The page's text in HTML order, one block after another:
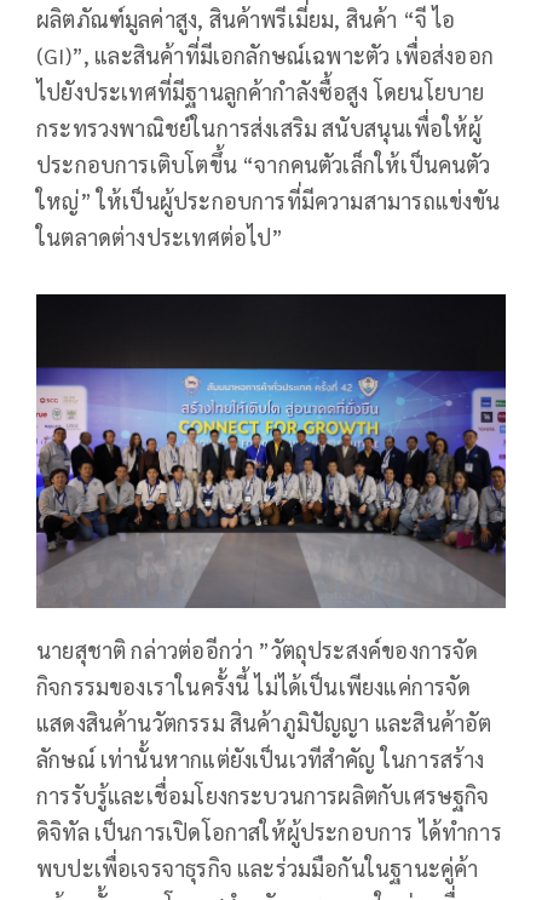
ผลิตภัณฑ์มูลค่าสูง, สินค้าพรีเมี่ยม, สินค้า “จี ไอ
(GI)”, และสินค้าที่มีเอกลักษณ์เฉพาะตัว เพื่อส่งออก
ไปยังประเทศที่มีฐานลูกค้ากำลังซื้อสูง โดยนโยบาย
กระทรวงพาณิชย์ในการส่งเสริม สนับสนุนเพื่อให้ผู้
ประกอบการเติบโตขึ้น “จากคนตัวเล็กให้เป็นคนตัว
ใหญ่” ให้เป็นผู้ประกอบการที่มีความสามารถแข่งขัน
ในตลาดต่างประเทศต่อไป”
นายสุชาติ กล่าวต่ออีกว่า ”วัตถุประสงค์ของการจัด
กิจกรรมของเราในครั้งนี้ ไม่ได้เป็นเพียงแค่การจัด
แสดงสินค้านวัตกรรม สินค้าภูมิปัญญา และสินค้าอัต
ลักษณ์ เท่านั้นหากแต่ยังเป็นเวทีสำคัญ ในการสร้าง
การรับรู้และเชื่อมโยงกระบวนการผลิตกับเศรษฐกิจ
ดิจิทัล เป็นการเปิดโอกาสให้ผู้ประกอบการ ได้ทำการ
พบปะเพื่อเจรจาธุรกิจ และร่วมมือกันในฐานะคู่ค้า